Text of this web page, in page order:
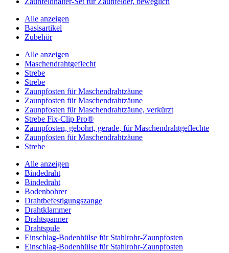
Alle anzeigen
Basisartikel
Zubehör
Alle anzeigen
Maschendrahtgeflecht
Strebe
Strebe
Zaunpfosten für Maschendrahtzäune
Zaunpfosten für Maschendrahtzäune
Zaunpfosten für Maschendrahtzäune, verkürzt
Strebe Fix-Clip Pro®
Zaunpfosten, gebohrt, gerade, für Maschendrahtgeflechte
Zaunpfosten für Maschendrahtzäune
Strebe
Alle anzeigen
Bindedraht
Bindedraht
Bodenbohrer
Drahtbefestigungszange
Drahtklammer
Drahtspanner
Drahtspule
Einschlag-Bodenhülse für Stahlrohr-Zaunpfosten
Einschlag-Bodenhülse für Stahlrohr-Zaunpfosten